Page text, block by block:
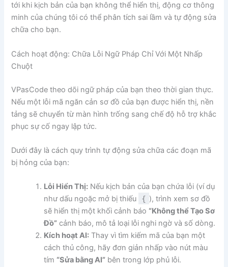
tới khi kịch bản của bạn không thể hiển thị, động cơ thông
minh của chúng tôi có thể phân tích sai lầm và tự động sửa
chữa cho bạn.
Cách hoạt động: Chữa Lỗi Ngữ Pháp Chỉ Với Một Nhấp
Chuột
VPasCode theo dõi ngữ pháp của bạn theo thời gian thực.
Nếu một lỗi mã ngăn cản sơ đồ của bạn được hiển thị, nền
tảng sẽ chuyển từ màn hình trống sang chế độ hỗ trợ khắc
phục sự cố ngay lập tức.
Dưới đây là cách quy trình tự động sửa chữa các đoạn mã
bị hỏng của bạn:
Lỗi Hiển Thị: Nếu kịch bản của bạn chứa lỗi (ví dụ
như dấu ngoặc mở bị thiếu
{ ), trình xem sơ đồ
sẽ hiển thị một khối cảnh báo “Không thể Tạo Sơ
Đồ” cảnh báo, mô tả loại lỗi nghi ngờ và số dòng.
Kích hoạt AI: Thay vì tìm kiếm mã của bạn một
cách thủ công, hãy đơn giản nhấp vào nút màu
tím “Sửa bằng AI” bên trong lớp phủ lỗi.